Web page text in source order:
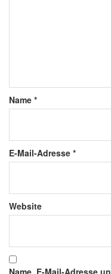
Name *
E-Mail-Adresse *
Website
Name, E-Mail-Adresse